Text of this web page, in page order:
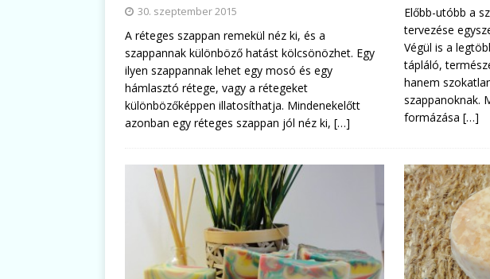
30. szeptember 2015
A réteges szappan remekül néz ki, és a
szappannak különböző hatást kölcsönözhet. Egy
ilyen szappannak lehet egy mosó és egy
hámlasztó rétege, vagy a rétegeket
különbözőképpen illatosíthatja. Mindenekelőtt
azonban egy réteges szappan jól néz ki, […]
Előbb-utóbb a
tervezése
Végül is a
tápláló,
hanem
szappanoknak.
formázása […]